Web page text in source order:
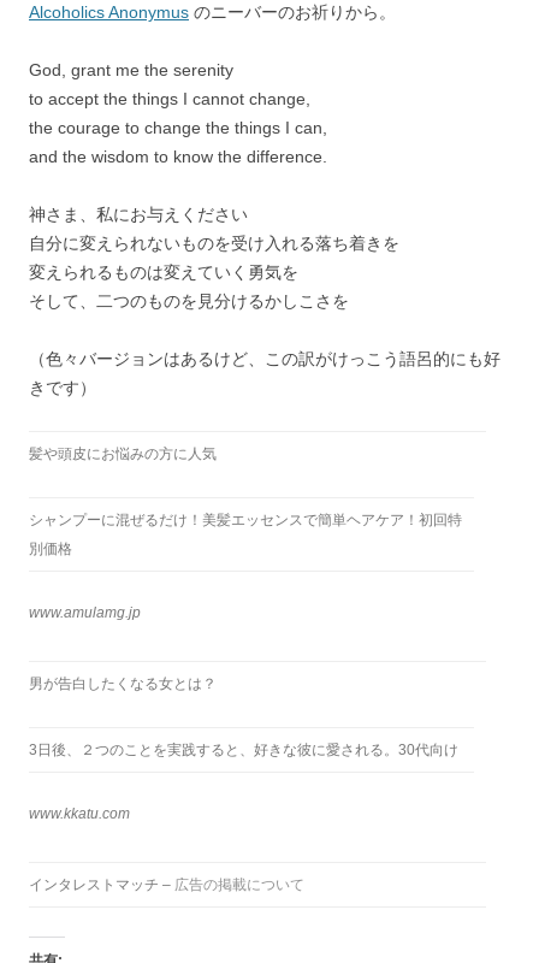
Alcoholics Anonymus のニーバーのお祈りから。
God, grant me the serenity
to accept the things I cannot change,
the courage to change the things I can,
and the wisdom to know the difference.
神さま、私にお与えください
自分に変えられないものを受け入れる落ち着きを
変えられるものは変えていく勇気を
そして、二つのものを見分けるかしこさを
（色々バージョンはあるけど、この訳がけっこう語呂的にも好
きです）
髪や頭皮にお悩みの方に人気
シャンプーに混ぜるだけ！美髪エッセンスで簡単ヘアケア！初回特
別価格
www.amulamg.jp
男が告白したくなる女とは？
3日後、２つのことを実践すると、好きな彼に愛される。30代向け
www.kkatu.com
インタレストマッチ – 広告の掲載について